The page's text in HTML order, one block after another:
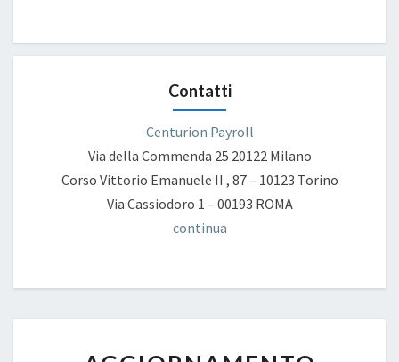
Contatti
Centurion Payroll
Via della Commenda 25 20122 Milano
Corso Vittorio Emanuele II , 87 – 10123 Torino
Via Cassiodoro 1 – 00193 ROMA
continua